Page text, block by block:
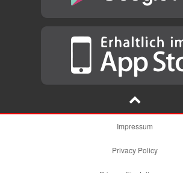
Impressum
Privacy Policy